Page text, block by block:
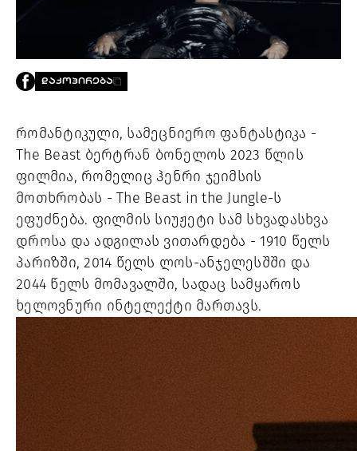
PROJECTS
LIBRARY
SHOP
ᲙᲝᲜᲢᲐᲥᲢᲘ
INFO@HAMMOCKMAGAZINE.GE
ᲩᲕᲔᲜ
ᲨᲔᲡᲐᲮᲔᲑ
STUDIO
ᲓᲐᲙᲝᲞᲘᲠᲔᲑᲐ
რომანტიკული, სამეცნიერო ფანტასტიკა -
The Beast ბერტრან ბონელოს 2023 წლის
ფილმია, რომელიც ჰენრი ჯეიმსის
მოთხრობას - The Beast in the Jungle-ს
ეფუძნება. ფილმის სიუჟეტი სამ სხვადასხვა
დროსა და ადგილას ვითარდება - 1910 წელს
პარიზში, 2014 წელს ლოს-ანჯელესშში და
2044 წელს მომავალში, სადაც სამყაროს
ხელოვნური ინტელექტი მართავს.